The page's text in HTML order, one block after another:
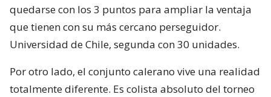
quedarse con los 3 puntos para ampliar la ventaja
que tienen con su más cercano perseguidor.
Universidad de Chile, segunda con 30 unidades.
Por otro lado, el conjunto calerano vive una realidad
totalmente diferente. Es colista absoluto del torneo